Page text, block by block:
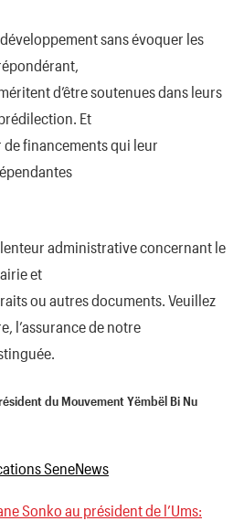
sans évoquer les
d’être soutenues dans leurs
Et
financements qui leur
administrative concernant le
et
ou autres documents. Veuillez
l’assurance de notre
du Mouvement Yëmbël Bi Nu
Sonko au président de l’Ums: